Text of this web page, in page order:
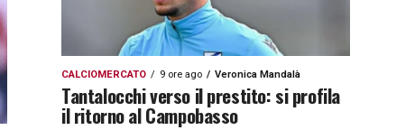
CALCIOMERCATO 9 ore ago Veronica Mandalà
Tantalocchi verso il prestito: si profila
il ritorno al Campobasso